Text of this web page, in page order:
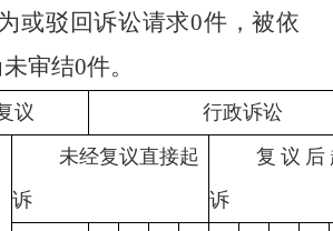
或驳回诉讼请求0件，被依
审结0件。
议 行政诉讼
未经复议直接起
诉
复议后
诉